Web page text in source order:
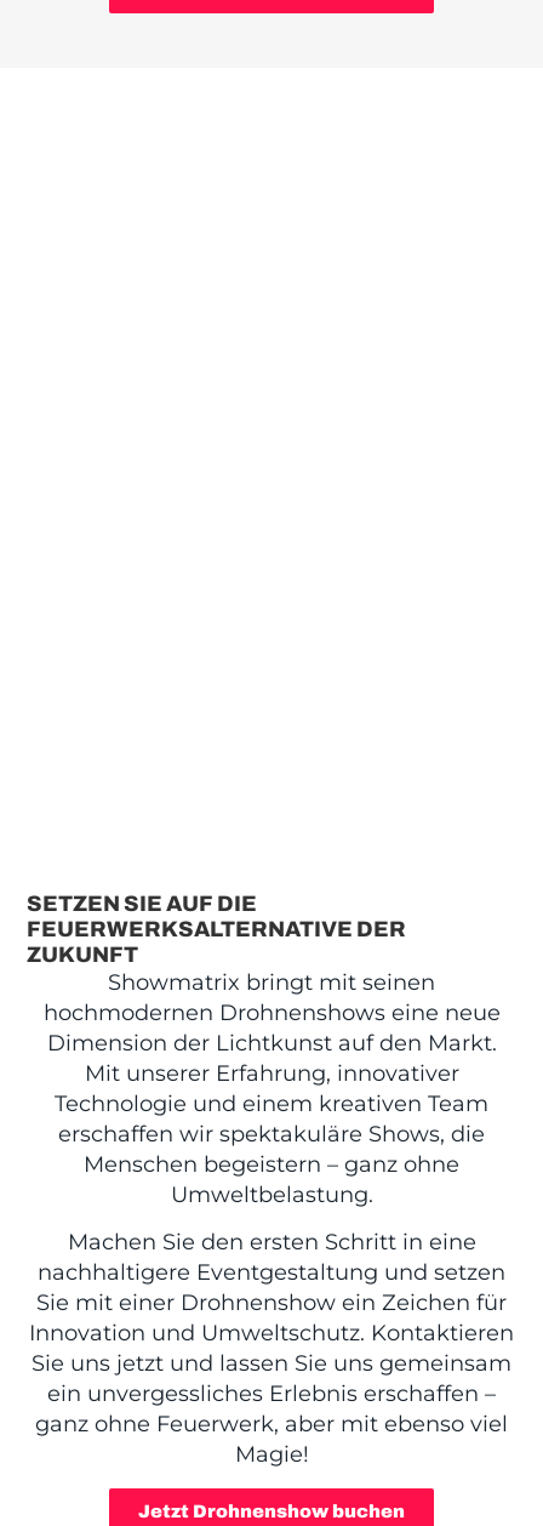
SETZEN SIE AUF DIE
FEUERWERKSALTERNATIVE DER
ZUKUNFT
Showmatrix bringt mit seinen
hochmodernen Drohnenshows eine neue
Dimension der Lichtkunst auf den Markt.
Mit unserer Erfahrung, innovativer
Technologie und einem kreativen Team
erschaffen wir spektakuläre Shows, die
Menschen begeistern – ganz ohne
Umweltbelastung.
Machen Sie den ersten Schritt in eine
nachhaltigere Eventgestaltung und setzen
Sie mit einer Drohnenshow ein Zeichen für
Innovation und Umweltschutz. Kontaktieren
Sie uns jetzt und lassen Sie uns gemeinsam
ein unvergessliches Erlebnis erschaffen –
ganz ohne Feuerwerk, aber mit ebenso viel
Magie!
Jetzt Drohnenshow buchen